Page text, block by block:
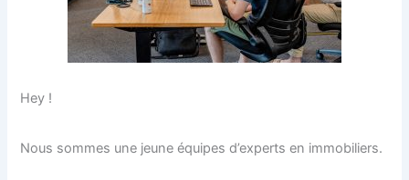
Hey !
Nous sommes une jeune équipes d’experts en immobiliers.